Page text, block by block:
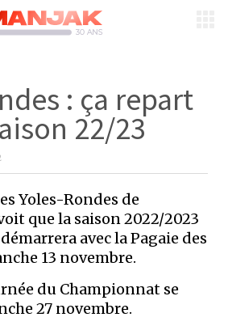
: ça repart
22/23
Yoles-Rondes de
que la saison 2022/2023
démarrera avec la Pagaie des
13 novembre.
du Championnat se
27 novembre.